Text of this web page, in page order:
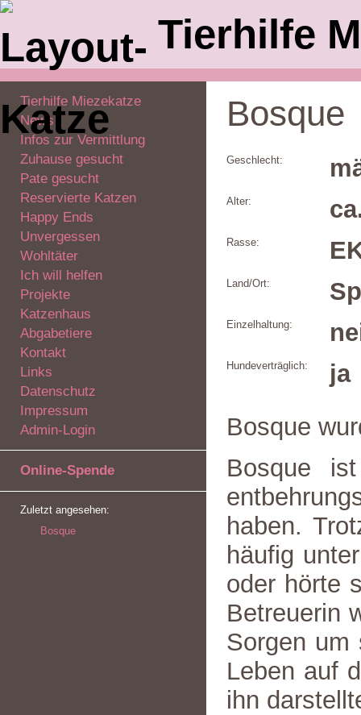
Tierhilfe
Tierhilfe Miezekatze
News
Infos zur Vermittlung
Zuhause gesucht
Pate gesucht
Reservierte Katzen
Happy Ends
Unvergessen
Wohltäter
Ich will helfen
Projekte
Katzenhaus
Abgabetiere
Kontakt
Links
Datenschutz
Impressum
Admin-Login
Online-Spende
Zuletzt angesehen:
Bosque
Bosque
Geschlecht:
Alter:
Rasse:
Land/Ort:
Einzelhaltung:
Hundeverträglich:
ja
Bosque
Bosque
haben.
häufig
oder hörte
Betreuerin
Sorgen um
Leben auf
ihn